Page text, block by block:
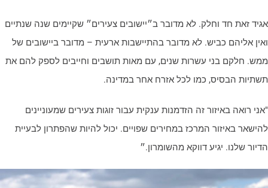
זאת חד וחלק. לא מדובר ב״יישובים צעירים״ שקיימים שנה שנתיים
אליהם כביש. לא מדובר בהתיישבות ארעית – מדובר ביישובים של
חלקם בני עשרות שנים, עם מאות תושבים וחייבים לספק להם את
הבסיס, כמו לכל אזרח אחר במדינה.
רואה באיזור זה הזדמנות ענקית עבור זוגות צעירים שמעוניינים
באיזור המרכז במחירים שפויים. יכול להיות שהפתרון לבעיית
שלנו. יגיע דווקא מהשומרון.״